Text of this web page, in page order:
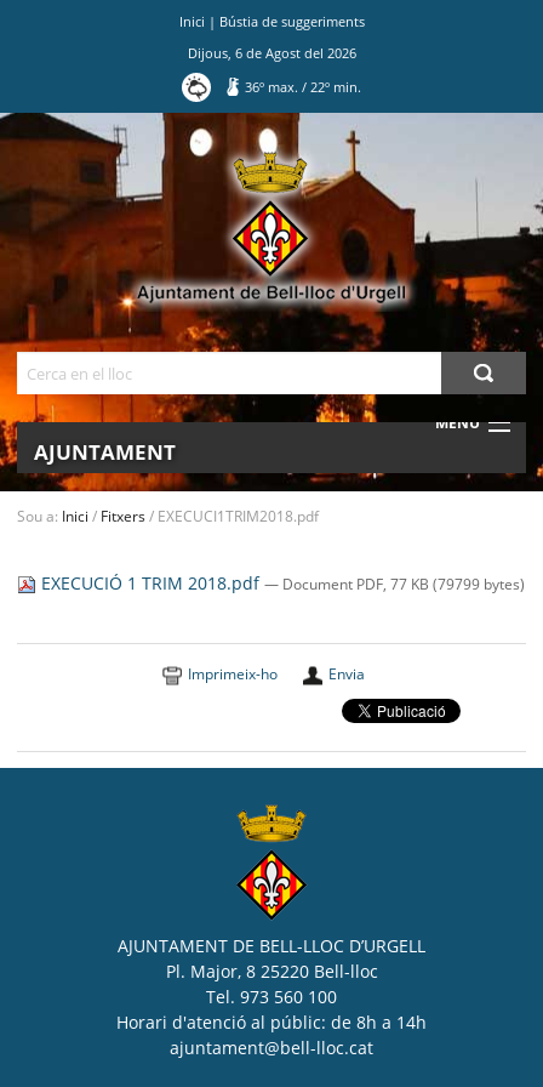
Inici | Bústia de suggeriments
Dijous, 6de Agostdel 2026
36º max./ 22º min.
MENU
AJUNTAMENT
Sou a: Inici / Fitxers/ EXECUCI1TRIM2018.pdf
EXECUCIÓ 1 TRIM 2018.pdf— Document PDF, 77 KB (79799 bytes)
Imprimeix-ho Envia
AJUNTAMENT DE BELL-LLOC D’URGELL
Pl. Major, 8 25220 Bell-lloc
Tel. 973 560 100
Horari d'atenció al públic: de 8h a 14h
ajuntament@bell-lloc.cat